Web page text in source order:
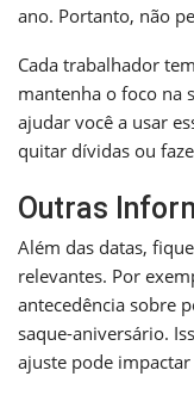
ano. Portanto, não
Cada trabalhador
mantenha o foco na
ajudar você a usar
quitar dívidas ou
Outras
Além das datas,
relevantes. Por
antecedência sobre
saque-aniversário.
ajuste pode